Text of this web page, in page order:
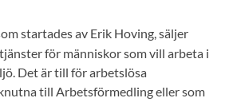
startades av Erik Hoving, säljer
för människor som vill arbeta i
Det är till för arbetslösa
till Arbetsförmedling eller som